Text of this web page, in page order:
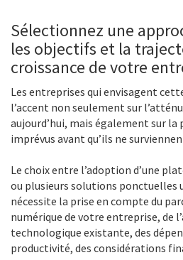
Sélectionnez une
les objectifs et la
croissance de votre
Les entreprises qui envisagent
l’accent non seulement sur
aujourd’hui, mais également sur
imprévus avant qu’ils ne
Le choix entre l’adoption d’une
ou plusieurs solutions ponctuelles
nécessite la prise en compte du
numérique de votre entreprise, de
technologique existante, des
productivité, des considérations